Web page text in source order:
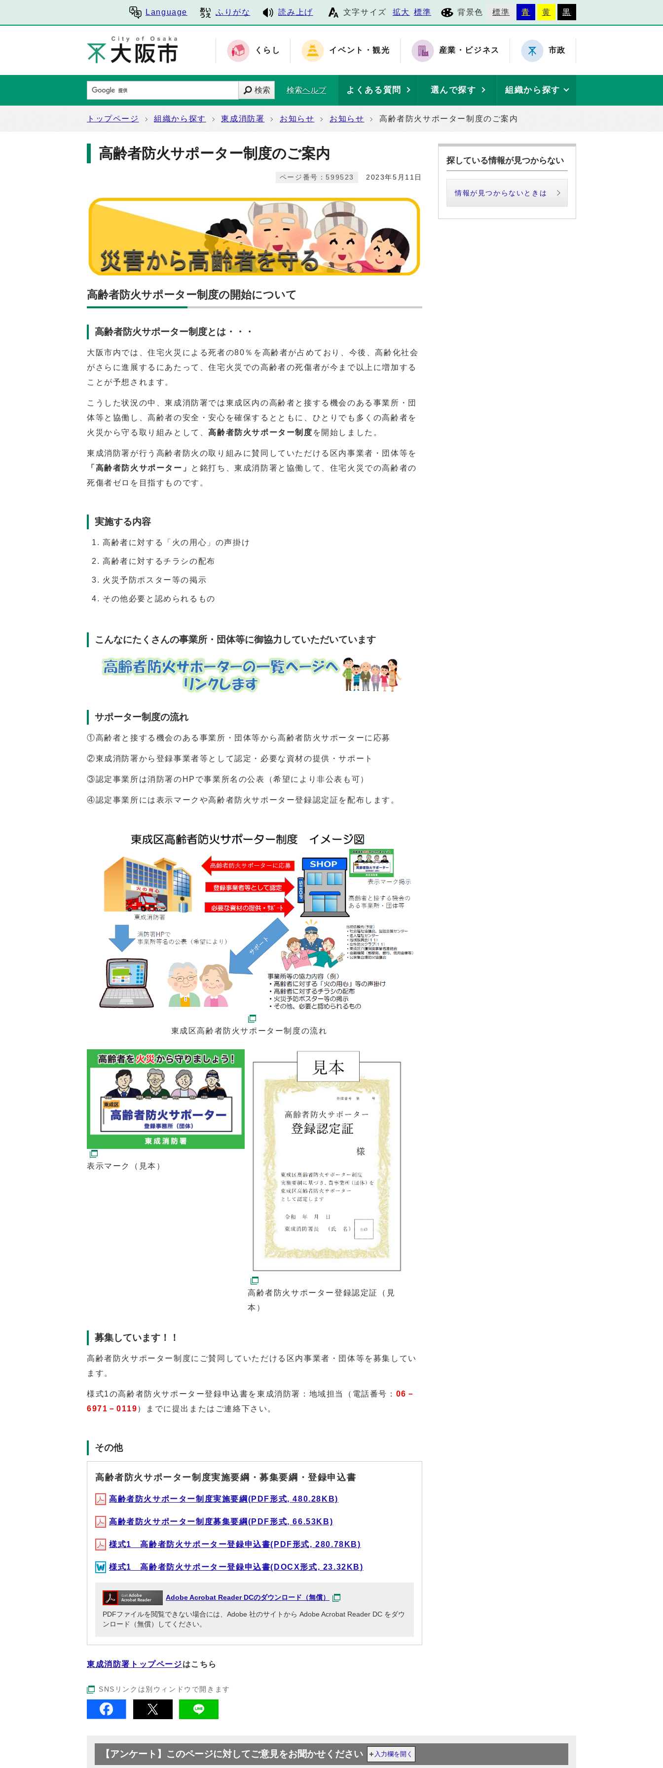
Language ふりがな 読み上げ 文字サイズ 拡大 標準 背景色 標準 青 黄 黒
くらし イベント・観光 産業・ビジネス 市政
検索 検索ヘルプ よくある質問 選んで探す 組織から探す
トップページ 組織から探す 東成消防署 お知らせ お知らせ 高齢者防火サポーター制度のご案内
高齢者防火サポーター制度のご案内
2023年5月11日
ページ番号：599523
高齢者防火サポーター制度の開始について
高齢者防火サポーター制度とは・・・
大阪市内では、住宅火災による死者の80％を高齢者が占めており、今後、高齢化社会
がさらに進展するにあたって、住宅火災での高齢者の死傷者が今まで以上に増加する
ことが予想されます。
こうした状況の中、東成消防署では東成区内の高齢者と接する機会のある事業所・団
体等と協働し、高齢者の安全・安心を確保するとともに、ひとりでも多くの高齢者を
火災から守る取り組みとして、高齢者防火サポーター制度 を開始しました。
東成消防署が行う高齢者防火の取り組みに賛同していただける区内事業者・団体等を
「高齢者防火サポーター」
と銘打ち、東成消防署と協働して、住宅火災での高齢者の
死傷者ゼロを目指すものです。
実施する内容
高齢者に対する「火の用心」の声掛け
高齢者に対するチラシの配布
火災予防ポスター等の掲示
その他必要と認められるもの
こんなにたくさんの事業所・団体等に御協力していただいています
サポーター制度の流れ
①高齢者と接する機会のある事業所・団体等から高齢者防火サポーターに応募
②東成消防署から登録事業者等として認定・必要な資材の提供・サポート
③認定事業所は消防署のHPで事業所名の公表（希望により非公表も可）
④認定事業所には表示マークや高齢者防火サポーター登録認定証を配布します。
東成区高齢者防火サポーター制度の流れ
表示マーク（見本）
高齢者防火サポーター登録認定証（見
本）
募集しています！！
高齢者防火サポーター制度にご賛同していただける区内事業者・団体等を募集してい
ます。
様式1の高齢者防火サポーター登録申込書を東成消防署：地域担当（電話番号： 06－
6971－0119）までに提出またはご連絡下さい。
その他
高齢者防火サポーター制度実施要綱・募集要綱・登録申込書
高齢者防火サポーター制度実施要綱(PDF形式, 480.28KB)
高齢者防火サポーター制度募集要綱(PDF形式, 66.53KB)
様式1 高齢者防火サポーター登録申込書(PDF形式, 280.78KB)
様式1 高齢者防火サポーター登録申込書(DOCX形式, 23.32KB)
Adobe Acrobat Reader DCのダウンロード（無償）
PDFファイルを閲覧できない場合には、Adobe 社のサイトから Adobe Acrobat Reader DC をダウ
ンロード（無償）してください。
東成消防署トップページはこちら
SNSリンクは別ウィンドウで開きます
探している情報が見つからない
情報が見つからないときは
【アンケート】このページに対してご意見をお聞かせください 入力欄を開く